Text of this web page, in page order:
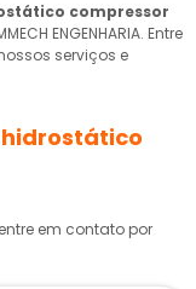
compressor
ENGENHARIA. Entre
serviços e
hidrostático
em contato por